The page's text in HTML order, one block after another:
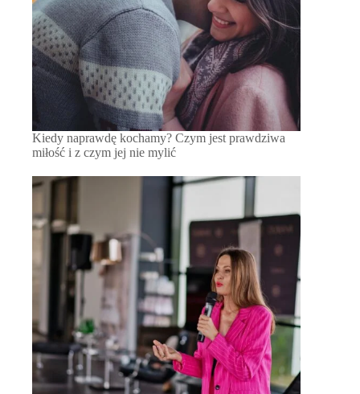
Kiedy naprawdę kochamy? Czym jest prawdziwa
miłość i z czym jej nie mylić